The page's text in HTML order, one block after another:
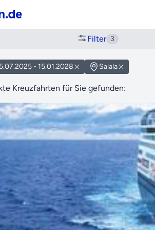
Filter 3
- 15.01.2028 Salala
Kreuzfahrten für Sie gefunden: